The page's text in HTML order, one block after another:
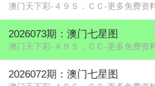
澳门天下彩-４９Ｓ．ＣＣ-更多免费资
2026073期：澳门七星图
澳门天下彩-４９Ｓ．ＣＣ-更多免费资
2026072期：澳门七星图